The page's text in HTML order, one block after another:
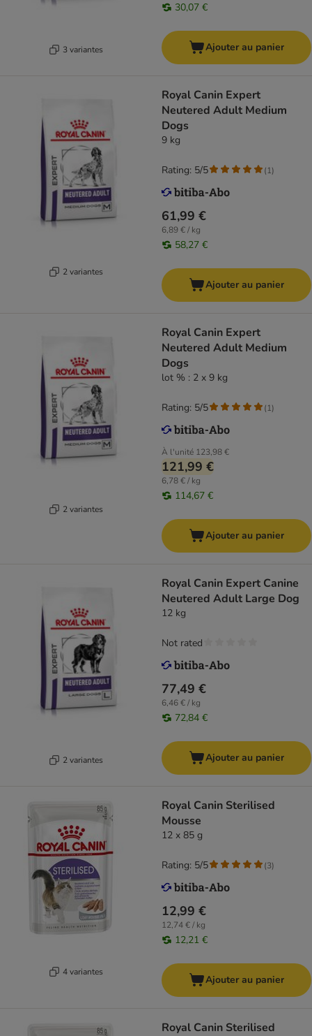
3 variantes
30,07 €
Ajouter au panier
2 variantes
Royal Canin Expert
Neutered Adult Medium
Dogs
9 kg
61,99 €
6,89 € / kg
58,27 €
Rating: 5/5 (1)
Ajouter au panier
2 variantes
Royal Canin Expert
Neutered Adult Medium
Dogs
lot % : 2 x 9 kg
À l'unité 123,98 €
121,99 €
6,78 € / kg
114,67 €
Rating: 5/5 (1)
Ajouter au panier
2 variantes
Royal Canin Expert Canine
Neutered Adult Large Dog
12 kg
77,49 €
6,46 € / kg
72,84 €
Not rated
Ajouter au panier
4 variantes
Royal Canin Sterilised
Mousse
12 x 85 g
12,99 €
12,74 € / kg
12,21 €
Rating: 5/5 (3)
Ajouter au panier
Royal Canin Sterilised